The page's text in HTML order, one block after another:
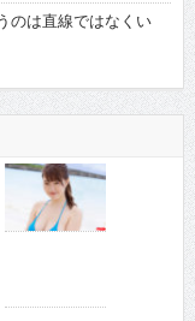
は直線ではなくい